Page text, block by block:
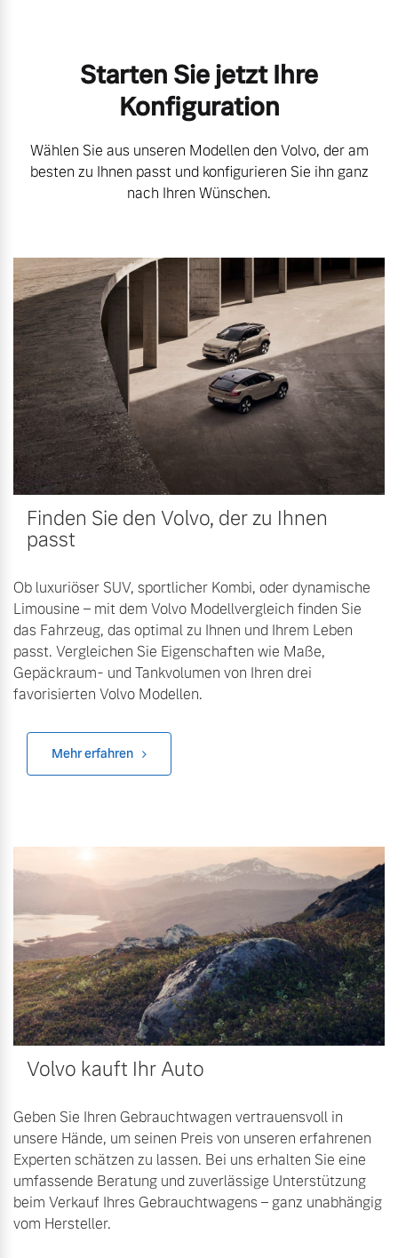
Starten Sie jetzt Ihre
Konfiguration
Wählen Sie aus unseren Modellen den Volvo, der am
besten zu Ihnen passt und konfigurieren Sie ihn ganz
nach Ihren Wünschen.
Finden Sie den Volvo, der zu Ihnen
passt
Ob luxuriöser SUV, sportlicher Kombi, oder dynamische
Limousine – mit dem Volvo Modellvergleich finden Sie
das Fahrzeug, das optimal zu Ihnen und Ihrem Leben
passt. Vergleichen Sie Eigenschaften wie Maße,
Gepäckraum- und Tankvolumen von Ihren drei
favorisierten Volvo Modellen.
Mehr erfahren
Volvo kauft Ihr Auto
Geben Sie Ihren Gebrauchtwagen vertrauensvoll in
unsere Hände, um seinen Preis von unseren erfahrenen
Experten schätzen zu lassen. Bei uns erhalten Sie eine
umfassende Beratung und zuverlässige Unterstützung
beim Verkauf Ihres Gebrauchtwagens – ganz unabhängig
vom Hersteller.